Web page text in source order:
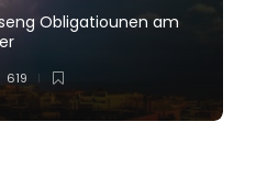
Obligatiounen am
619